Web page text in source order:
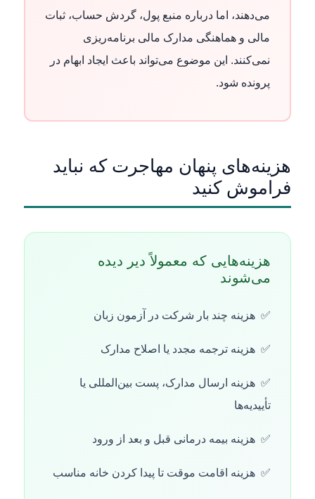
می‌دهند، اما درباره منبع پول، گردش حساب، ثبات
مالی و هماهنگی مدارک مالی برنامه‌ریزی
نمی‌کنند. این موضوع می‌تواند باعث ایجاد ابهام در
پرونده شود.
هزینه‌های پنهان مهاجرت که نباید
فراموش کنید
هزینه‌هایی که معمولاً دیر دیده
می‌شوند
هزینه چند بار شرکت در آزمون زبان
هزینه ترجمه مجدد یا اصلاح مدارک
هزینه ارسال مدارک، پست بین‌المللی یا
تأییدیه‌ها
هزینه بیمه درمانی قبل و بعد از ورود
هزینه اقامت موقت تا پیدا کردن خانه مناسب